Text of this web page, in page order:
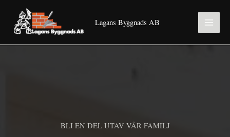
innehåll
Lagans Byggnads AB
BLI EN DEL UTAV VÅR FAMILJ